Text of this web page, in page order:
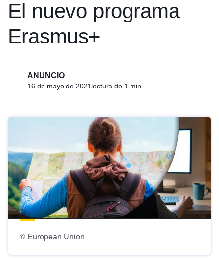
El nuevo programa
Erasmus+
ANUNCIO
16 de mayo de 2021lectura de 1 min
© European Union